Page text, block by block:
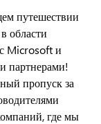
путешествии
области
с Microsoft и
партнерами!
пропуск за
где мы